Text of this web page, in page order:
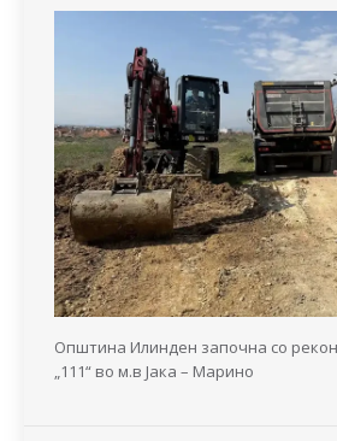
Општина Илинден започна со
„111“ во м.в Јака – Марино